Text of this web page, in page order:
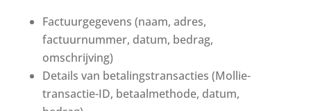
Factuurgegevens (naam, adres,
factuurnummer, datum, bedrag,
omschrijving)
Details van betalingstransacties (Mollie-
transactie-ID, betaalmethode, datum,